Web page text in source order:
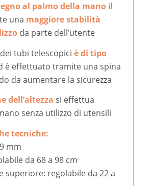
al palmo della manoil
una maggiore stabilità
da parte dell’utente
tubi telescopici è di tipo
è effettuato tramite una spina
da aumentare la sicurezza
dell’altezza si effettua
senza utilizzo di utensili
tecniche:
mm
da 68 a 98 cm
superiore: regolabile da 22 a